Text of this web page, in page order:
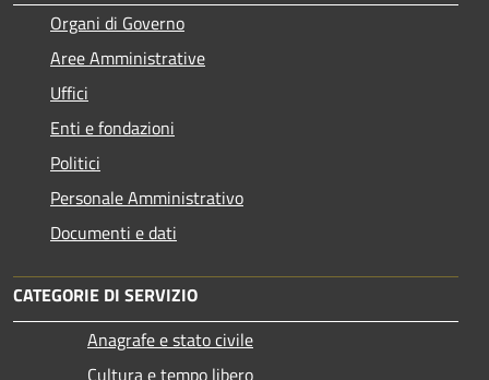
Organi di Governo
Aree Amministrative
Uffici
Enti e fondazioni
Politici
Personale Amministrativo
Documenti e dati
CATEGORIE DI SERVIZIO
Anagrafe e stato civile
Cultura e tempo libero